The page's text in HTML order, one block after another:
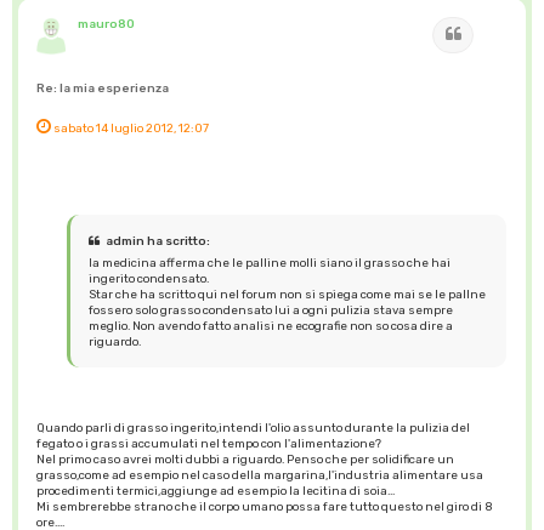
mauro80
Re: la mia esperienza
sabato 14 luglio 2012, 12:07
admin ha scritto:
la medicina afferma che le palline molli siano il grasso che hai
ingerito condensato.
Star che ha scritto qui nel forum non si spiega come mai se le pallne
fossero solo grasso condensato lui a ogni pulizia stava sempre
meglio. Non avendo fatto analisi ne ecografie non so cosa dire a
riguardo.
Quando parli di grasso ingerito,intendi l'olio assunto durante la pulizia del
fegato o i grassi accumulati nel tempo con l'alimentazione?
Nel primo caso avrei molti dubbi a riguardo. Penso che per solidificare un
grasso,come ad esempio nel caso della margarina,l'industria alimentare usa
procedimenti termici,aggiunge ad esempio la lecitina di soia...
Mi sembrerebbe strano che il corpo umano possa fare tutto questo nel giro di 8
ore....